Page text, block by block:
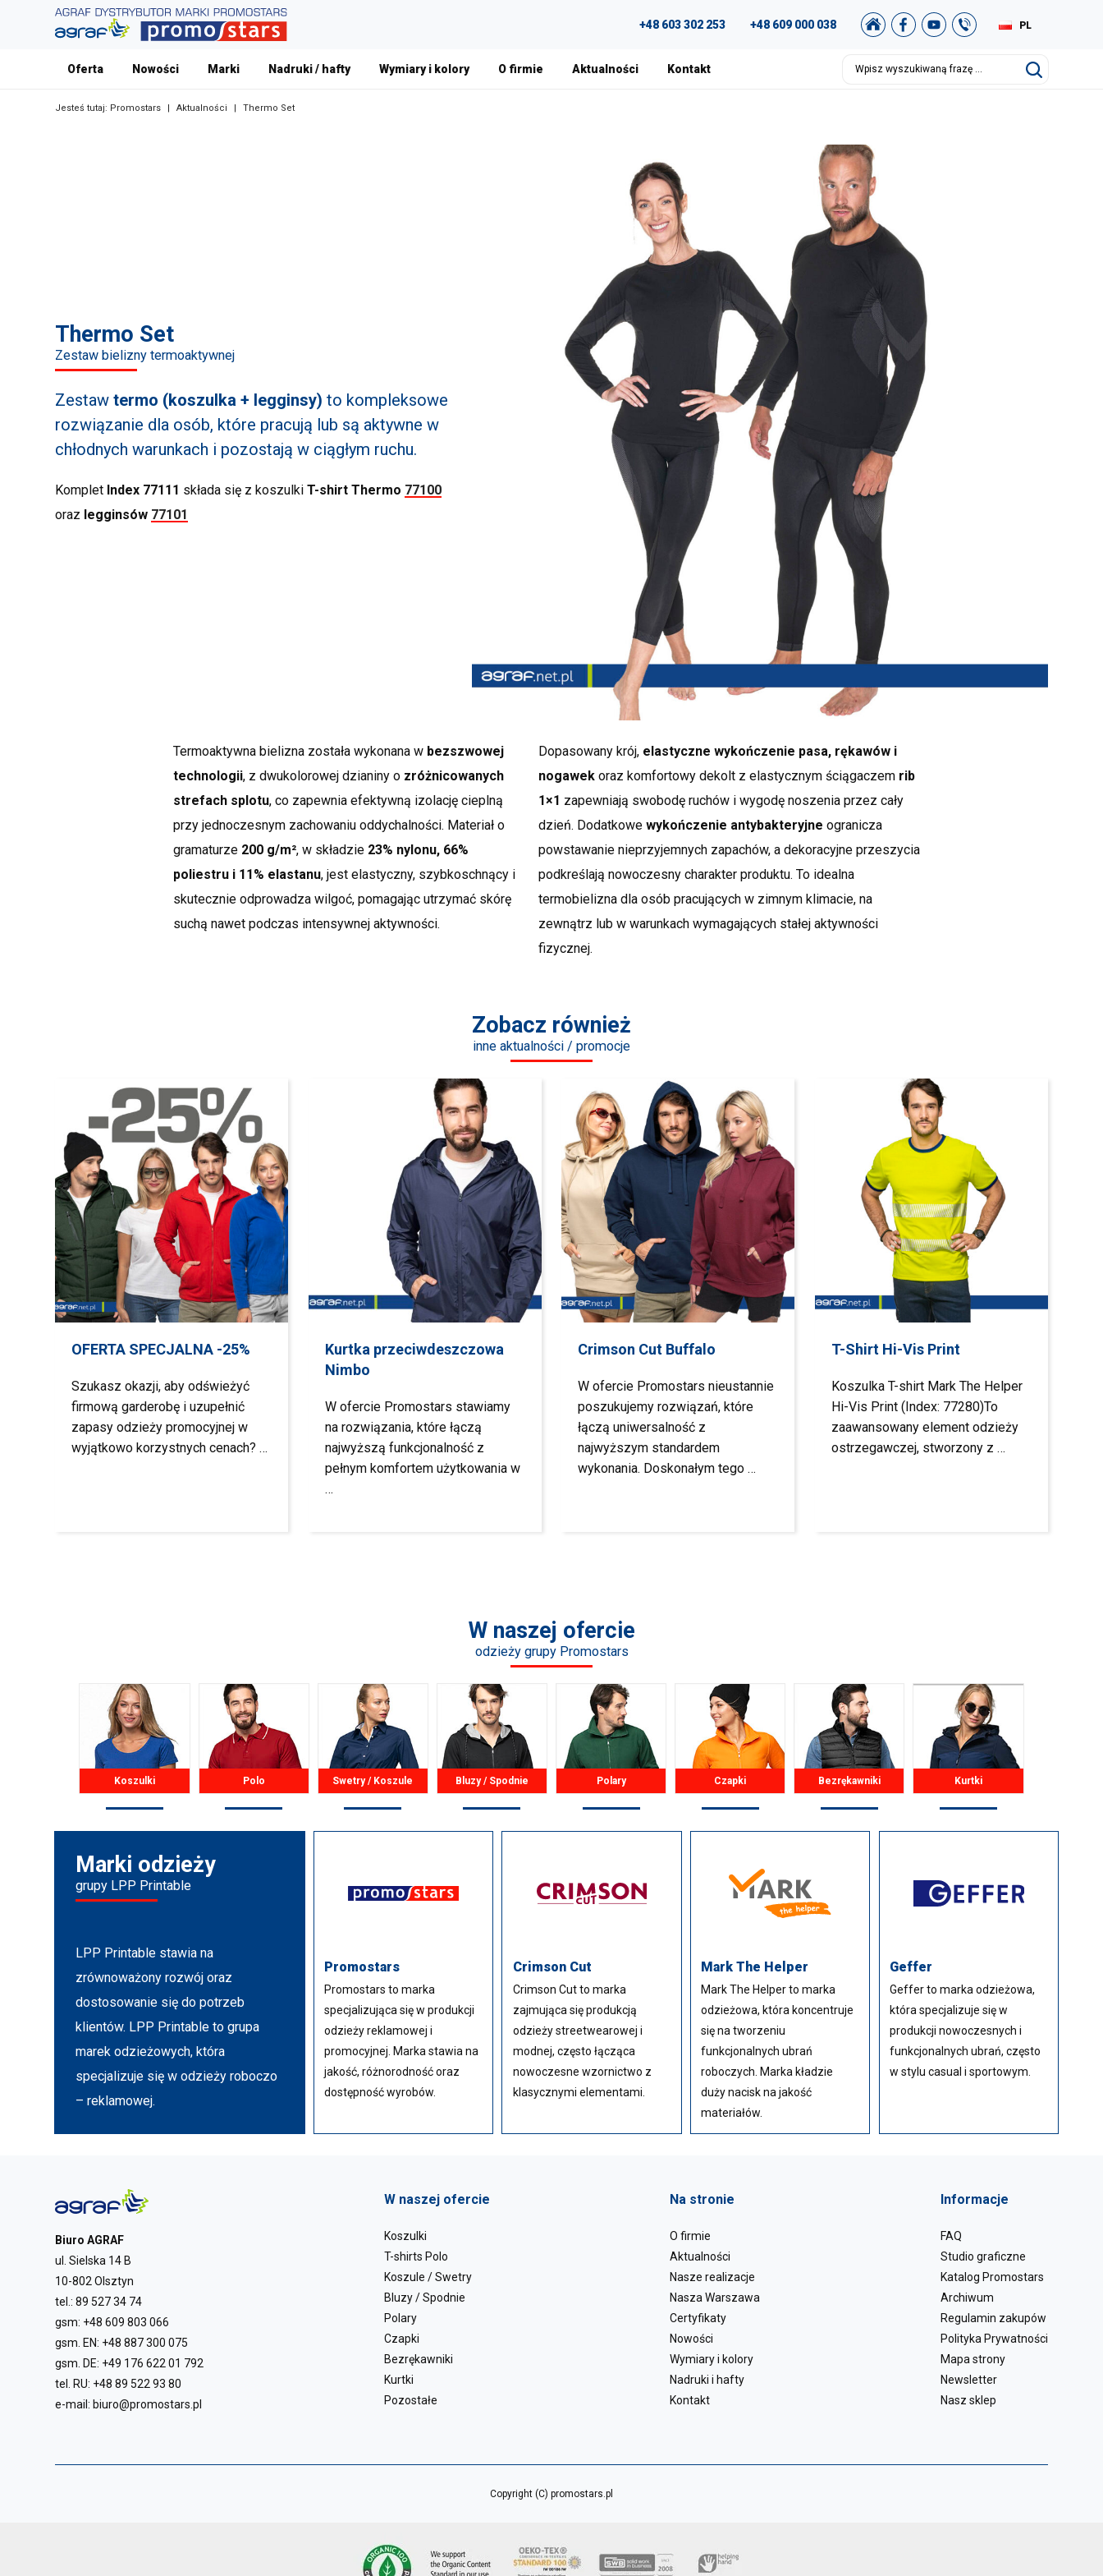
+48 603 302 253 +48 609 000 038 PL
Oferta Nowości Marki Nadruki / hafty Wymiary i kolory O firmie Aktualności Kontakt
Jesteś tutaj: Promostars Aktualności Thermo Set
Thermo Set
Zestaw bielizny termoaktywnej
Zestawtermo (koszulka + legginsy) to kompleksowe
rozwiązanie dla osób, które pracują lub są aktywne w
chłodnych warunkach i pozostają w ciągłym ruchu.
Komplet Index 77111 składa się z koszulkiT-shirt Thermo 77100
oraz legginsów 77101
Termoaktywna bielizna została wykonana w bezszwowej
technologii, z dwukolorowej dzianiny o zróżnicowanych
strefach splotu, co zapewnia efektywną izolację cieplną
przy jednoczesnym zachowaniu oddychalności. Materiał o
gramaturze 200 g/m², w składzie 23% nylonu, 66%
poliestru i 11% elastanu, jest elastyczny, szybkoschnący i
skutecznie odprowadza wilgoć, pomagając utrzymać skórę
suchą nawet podczas intensywnej aktywności.
Dopasowany krój, elastyczne wykończenie pasa, rękawów i
nogawek oraz komfortowy dekolt z elastycznym ściągaczem rib
1×1 zapewniają swobodę ruchów i wygodę noszenia przez cały
dzień. Dodatkowewykończenie antybakteryjne ogranicza
powstawanie nieprzyjemnych zapachów, a dekoracyjne przeszycia
podkreślają nowoczesny charakter produktu. To idealna
termobielizna dla osób pracujących w zimnym klimacie, na
zewnątrz lub w warunkach wymagających stałej aktywności
fizycznej.
Zobacz również
inne aktualności / promocje
OFERTA SPECJALNA -25%
Szukasz okazji, aby odświeżyć
firmową garderobę i uzupełnić
zapasy odzieży promocyjnej w
wyjątkowo korzystnych cenach? …
Kurtka przeciwdeszczowa
Nimbo
W ofercie Promostars stawiamy
na rozwiązania, które łączą
najwyższą funkcjonalność z
pełnym komfortem użytkowania w
…
Crimson Cut Buffalo
W ofercie Promostars nieustannie
poszukujemy rozwiązań, które
łączą uniwersalność z
najwyższym standardem
wykonania. Doskonałym tego …
T-Shirt Hi-Vis Print
Koszulka T-shirt Mark The Helper
Hi-Vis Print (Index: 77280)To
zaawansowany element odzieży
ostrzegawczej, stworzony z …
W naszej ofercie
odzieży grupy Promostars
Koszulki Polo Swetry / Koszule Bluzy / Spodnie Polary Czapki Bezrękawniki Kurtki
Marki odzieży
grupy LPP Printable
LPP Printable stawia na
zrównoważony rozwój oraz
dostosowanie się do potrzeb
klientów. LPP Printable to grupa
marek odzieżowych, która
specjalizuje się w odzieży roboczo
– reklamowej.
Promostars
Promostars to marka
specjalizująca się w produkcji
odzieży reklamowej i
promocyjnej. Marka stawia na
jakość, różnorodność oraz
dostępność wyrobów.
Crimson Cut
Crimson Cut to marka
zajmująca się produkcją
odzieży streetwearowej i
modnej, często łącząca
nowoczesne wzornictwo z
klasycznymi elementami.
Mark The Helper
Mark The Helper to marka
odzieżowa, która koncentruje
się na tworzeniu
funkcjonalnych ubrań
roboczych. Marka kładzie
duży nacisk na jakość
materiałów.
Geffer
Geffer to marka odzieżowa,
która specjalizuje się w
produkcji nowoczesnych i
funkcjonalnych ubrań, często
w stylu casual i sportowym.
Biuro AGRAF
ul. Sielska 14 B
10-802 Olsztyn
tel.:89 527 34 74
gsm: +48 609 803 066
gsm. EN: +48 887 300 075
gsm. DE: +49 176 622 01 792
tel. RU: +48 89 522 93 80
e-mail:biuro@promostars.pl
W naszej ofercie
Koszulki
T-shirts Polo
Koszule / Swetry
Bluzy / Spodnie
Polary
Czapki
Bezrękawniki
Kurtki
Pozostałe
Na stronie
O firmie
Aktualności
Nasze realizacje
Nasza Warszawa
Certyfikaty
Nowości
Wymiary i kolory
Nadruki i hafty
Kontakt
Informacje
FAQ
Studio graficzne
Katalog Promostars
Archiwum
Regulamin zakupów
Polityka Prywatności
Mapa strony
Newsletter
Nasz sklep
Copyright (C) promostars.pl